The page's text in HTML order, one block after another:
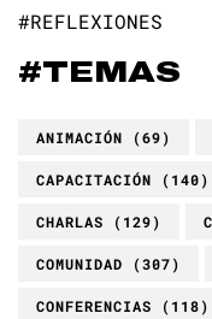
#REFLEXIONES
#TEMAS
ANIMACIÓN (69)
CAPACITACIÓN (140)
CHARLAS (129)
COMUNIDAD (307)
CONFERENCIAS (118)